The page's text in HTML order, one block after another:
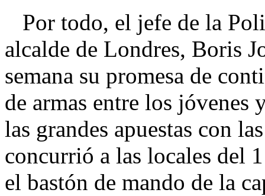
Por todo, el jefe de la
alcalde de Londres, Boris
semana su promesa de
de armas entre los jóvenes
las grandes apuestas con
concurrió a las locales del
el bastón de mando de la